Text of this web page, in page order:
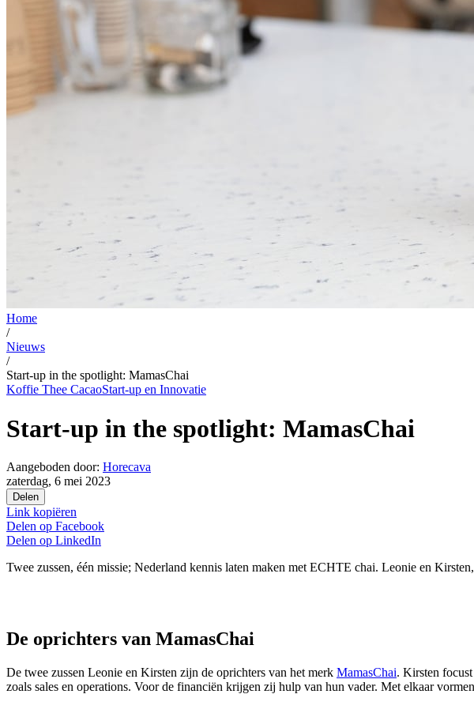
Home
/
Nieuws
/
Start-up in the spotlight: MamasChai
Koffie Thee CacaoStart-up en Innovatie
Start-up in the spotlight: MamasChai
Aangeboden door: Horecava
zaterdag, 6 mei 2023
Delen
Link kopiëren
Delen op Facebook
Delen op LinkedIn
Twee zussen, één missie; Nederland kennis laten maken met ECHTE chai. Leonie en
De oprichters van MamasChai
De twee zussen Leonie en Kirsten zijn de oprichters van het merk MamasChai. Kirsten
zoals sales en operations. Voor de financiën krijgen zij hulp van hun vader. Met elkaar